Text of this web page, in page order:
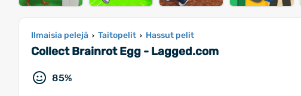
Ilmaisia pelejä › Taitopelit › Hassut pelit
Collect Brainrot Egg - Lagged.com
85%